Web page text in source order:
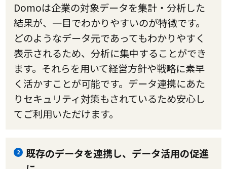
Domoは企業の対象データを集計・分析した
結果が、一目でわかりやすいのが特徴です。
どのようなデータ元であってもわかりやすく
表示されるため、分析に集中することができ
ます。それらを用いて経営方針や戦略に素早
く活かすことが可能です。データ連携にあた
りセキュリティ対策もされているため安心し
てご利用いただけます。
2
既存のデータを連携し、データ活用の促進